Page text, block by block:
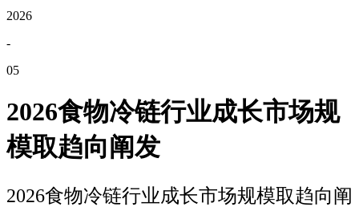
2026
-
05
2026食物冷链行业成长市场规
模取趋向阐发
2026食物冷链行业成长市场规模取趋向阐